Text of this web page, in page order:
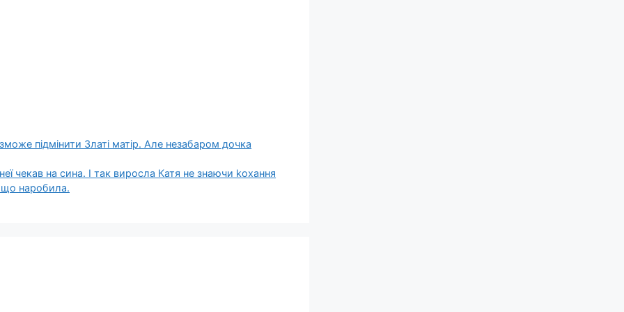
підмінити Златі матір. Але незабаром дочка
чекав на сина. І так виросла Катя не знаючи kохання
що наробила.